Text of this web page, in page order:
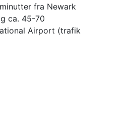
fra Newark
ca. 45-70
Airport (trafik